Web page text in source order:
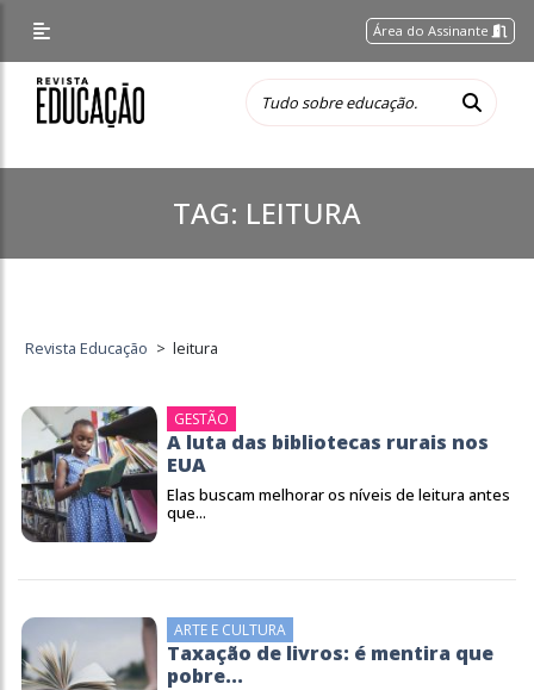
Área do Assinante
TAG: LEITURA
Revista Educação > leitura
GESTÃO
A luta das bibliotecas rurais nos
EUA
Elas buscam melhorar os níveis de leitura antes
que...
ARTE E CULTURA
Taxação de livros: é mentira que
pobre...